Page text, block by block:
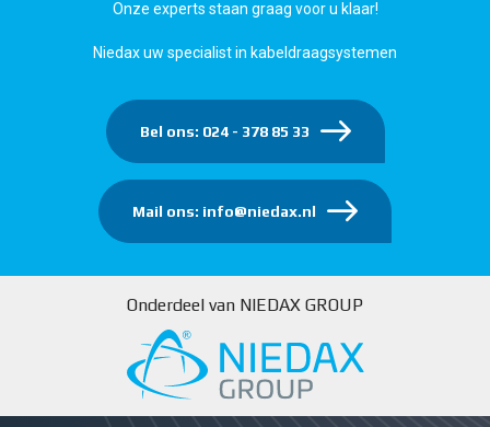
Onze experts staan graag voor u klaar!
Niedax uw specialist in kabeldraagsystemen
Bel ons: 024 - 378 85 33
Mail ons: info@niedax.nl
Onderdeel van NIEDAX GROUP